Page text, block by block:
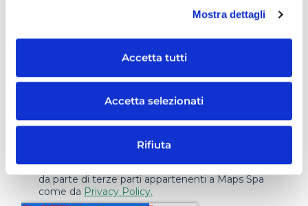
Mostra dettagli
Accetta tutti
Accetta selezionati
Rifiuta